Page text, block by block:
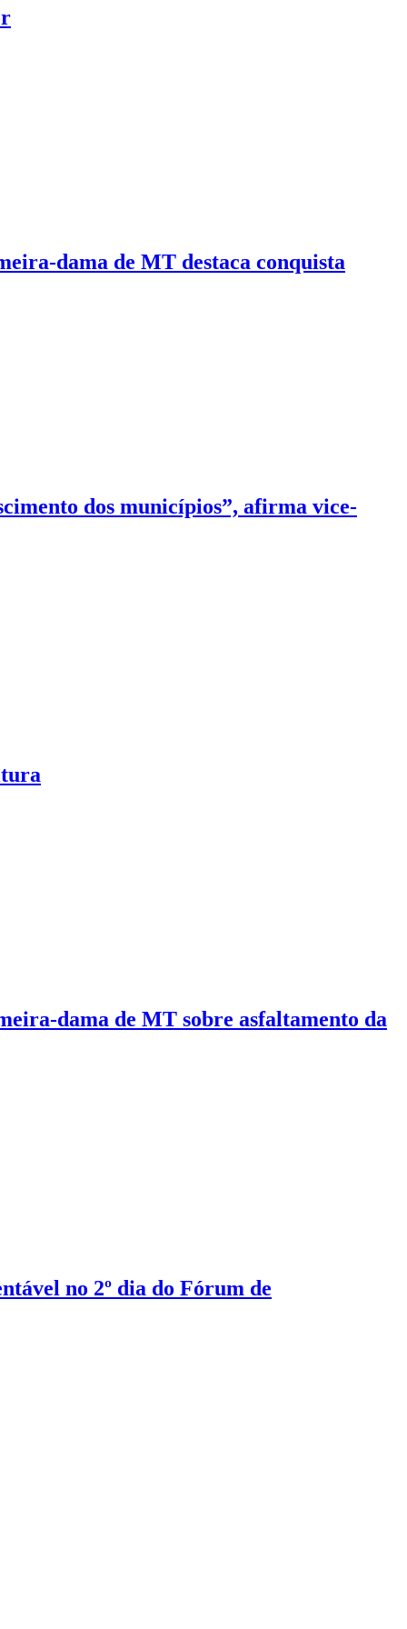
dama de MT destaca conquista
dos municípios”, afirma vice-
dama de MT sobre asfaltamento da
no 2º dia do Fórum de